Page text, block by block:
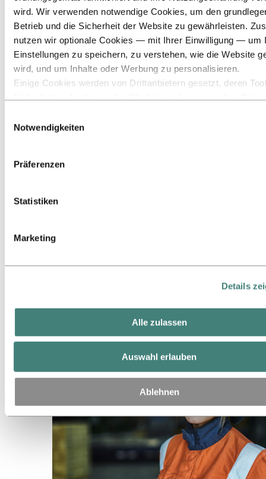
wird. Wir verwenden notwendige Cookies, um den
Betrieb und die Sicherheit der Website zu gewährleisten.
nutzen wir optionale Cookies — mit Ihrer Einwilligung — um
Einstellungen zu speichern, zu verstehen, wie die Website
wird, und um Inhalte oder Werbung zu personalisieren.
Einige Cookies werden von Drittanbietern gesetzt, deren
unserer Website sammeln, mit anderen Daten kombinieren,
verantwortlich ist, ist der Verantwortliche für die
untenstehenden Cookieliste können Sie einsehen, um
Notwendigkeiten
Präferenzen
Statistiken
Marketing
Details
Alle zulassen
Auswahl erlauben
Ablehnen
Nachrichten